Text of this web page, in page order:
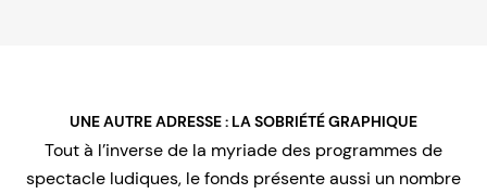
UNE AUTRE ADRESSE : LA SOBRIÉTÉ GRAPHIQUE
Tout à l’inverse de la myriade des programmes de
spectacle ludiques, le fonds présente aussi un nombre